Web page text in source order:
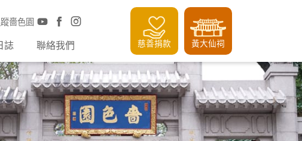
嗇色園
誌 聯絡我們 慈善捐款 黃大仙祠